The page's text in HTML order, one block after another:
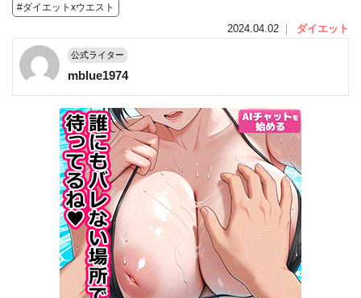
#ダイエットxウエスト
2024.04.02 ｜ ダイエット
公式ライター
mblue1974